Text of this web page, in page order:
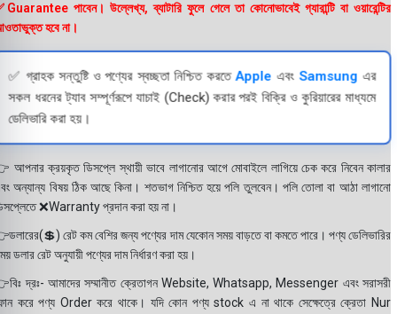
পাবেন। উল্লেখ্য, ব্যাটারি ফুলে গেলে তা কোনোভাবেই গ্যারান্টি বা ওয়ারেন্টির
হবে না।
✅ গ্রাহক সন্তুষ্টি ও পণ্যের স্বচ্ছতা নিশ্চিত করতেApple এবংSamsung এর
সকল ধরনের ট্যাব সম্পূর্ণরূপে যাচাই (Check) করার পরই বিক্রি ও কুরিয়ারের মাধ্যমে
ডেলিভারি করা হয়।
আপনার ক্রয়কৃত ডিসপ্লে স্থায়ী ভাবে লাগানোর আগে মোবাইলে লাগিয়ে চেক করে নিবেন কালার
অন্যান্য বিষয় ঠিক আছে কিনা। শতভাগ নিশ্চিত হয়ে পলি তুলবেন। পলি তোলা বা আঠা লাগানো
❌Warranty প্রদান করা হয় না।
রেট কম বেশির জন্য পণ্যের দাম যেকোন সময় বাড়তে বা কমতে পারে। পণ্য ডেলিভারির
ডলার রেট অনুযায়ী পণ্যের দাম নির্ধারণ করা হয়।
দ্রঃ- আমাদের সম্মানীত ক্রেতাগন Website, Whatsapp, Messenger এবং সরাসরী
করে পণ্য Order করে থাকে। যদি কোন পণ্য stock এ না থাকে সেক্ষেত্রে ক্রেতা Nur